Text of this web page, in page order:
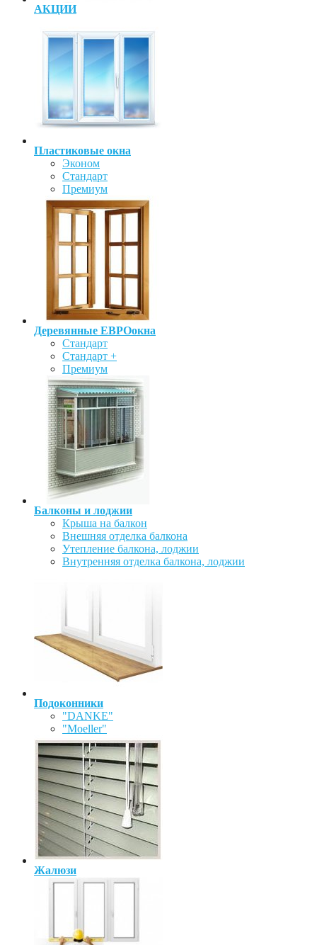
АКЦИИ
Пластиковые окна
Эконом
Стандарт
Премиум
Деревянные ЕВРОокна
Стандарт
Стандарт +
Премиум
Балконы и лоджии
Крыша на балкон
Внешняя отделка балкона
Утепление балкона, лоджии
Внутренняя отделка балкона, лоджии
Подоконники
"DANKE"
"Moeller"
Жалюзи